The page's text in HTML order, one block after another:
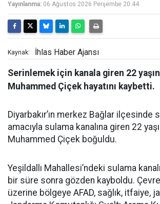
Yayınlanma: 06 Ağustos 2026 Perşembe 20:44
Kaynak: İhlas Haber Ajansı
Serinlemek için kanala giren 22
Muhammed Çiçek hayatını kaybetti.
Diyarbakır’ın merkez Bağlar ilçesinde
amacıyla sulama kanalına giren 22
Muhammed Çiçek boğuldu.
Yeşildallı Mahallesi’ndeki sulama
bir süre sonra gözden kayboldu.
üzerine bölgeye AFAD, sağlık, itfaiye,